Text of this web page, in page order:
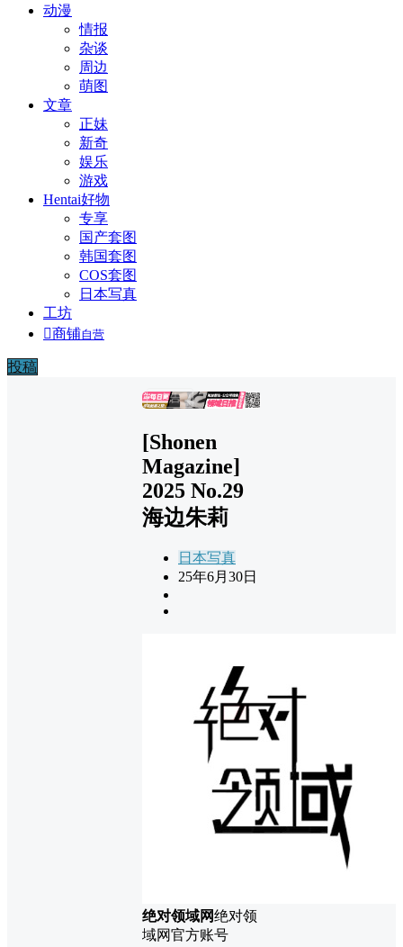
动漫
情报
杂谈
周边
萌图
文章
正妹
新奇
娱乐
游戏
Hentai好物
专享
国产套图
韩国套图
COS套图
日本写真
工坊
商铺自营
投稿
广告
[Shonen
Magazine]
2025 No.29
海边朱莉
日本写真
25年6月30日
绝对领域网绝对领
域网官方账号